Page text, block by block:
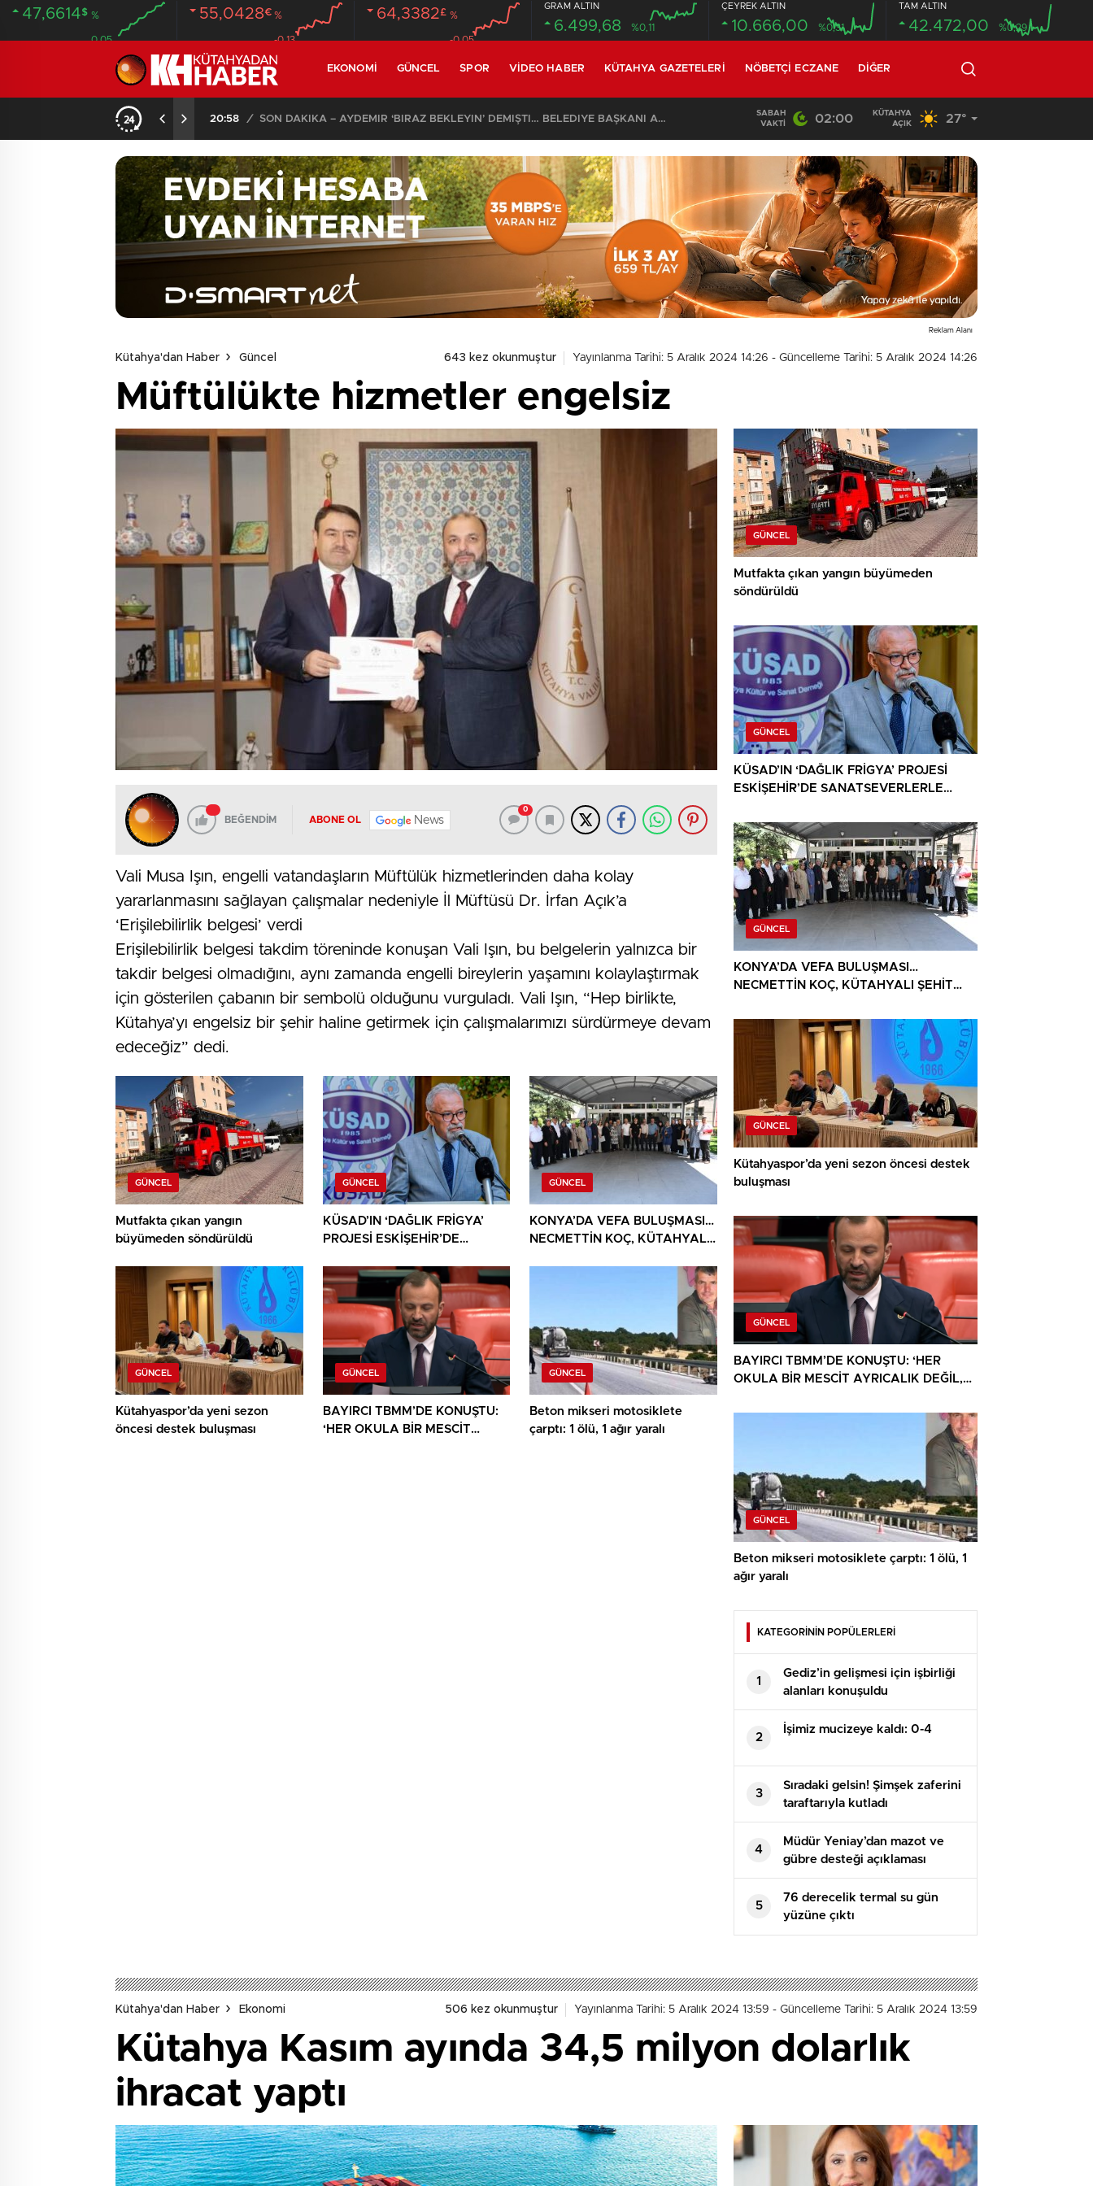
47,6614$ %
0.05
55,0428€ %
-0.13
64,3382£ %
-0.05
GRAM ALTIN
6.499,68 %0,11
ÇEYREK ALTIN
10.666,00 %0,31
TAM ALTIN
42.472,00 %0,29
EKONOMI GÜNCEL SPOR VIDEO HABER KÜTAHYA GAZETELERI NÖBETÇI ECZANE DIĞER
12:49 / 17 YAŞINDAKİ GENCİN CANSIZ BEDENİ ORMANLIK ALANDA BULUNDU 14:26 / Çavdarhisar’daki orman yangını söndürüldü
SABAH
VAKTI
02:00
KÜTAHYA
AÇIK
27°
Reklam Alanı
Kütahya'dan Haber Güncel 643 kez okunmuştur Yayınlanma Tarihi: 5 Aralık 2024 14:26 - Güncelleme Tarihi: 5 Aralık 2024 14:26
Müftülükte hizmetler engelsiz
BEĞENDİM ABONE OL News
0
Vali Musa Işın, engelli vatandaşların Müftülük hizmetlerinden daha kolay
yararlanmasını sağlayan çalışmalar nedeniyle İl Müftüsü Dr. İrfan Açık’a
‘Erişilebilirlik belgesi’ verdi
Erişilebilirlik belgesi takdim töreninde konuşan Vali Işın, bu belgelerin yalnızca bir
takdir belgesi olmadığını, aynı zamanda engelli bireylerin yaşamını kolaylaştırmak
için gösterilen çabanın bir sembolü olduğunu vurguladı. Vali Işın, “Hep birlikte,
Kütahya’yı engelsiz bir şehir haline getirmek için çalışmalarımızı sürdürmeye devam
edeceğiz” dedi.
GÜNCEL
Mutfakta çıkan yangın
büyümeden söndürüldü
GÜNCEL
KÜSAD’IN ‘DAĞLIK FRİGYA’
PROJESİ ESKİŞEHİR’DE
BULUŞUYOR
GÜNCEL
KONYA’DA VEFA BULUŞMASI…
NECMETTİN KOÇ, KÜTAHYALI
GÜNCEL
Kütahyaspor’da yeni sezon
öncesi destek buluşması
GÜNCEL
BAYIRCI TBMM’DE KONUŞTU:
‘HER OKULA BİR MESCİT
GÜNCEL
Beton mikseri motosiklete
çarptı: 1 ölü, 1 ağır yaralı
GÜNCEL
Mutfakta çıkan yangın büyümeden
söndürüldü
GÜNCEL
KÜSAD’IN ‘DAĞLIK FRİGYA’ PROJESİ
ESKİŞEHİR’DE SANATSEVERLERLE
GÜNCEL
KONYA’DA VEFA BULUŞMASI…
NECMETTİN KOÇ, KÜTAHYALI ŞEHİT
GÜNCEL
Kütahyaspor’da yeni sezon öncesi destek
buluşması
GÜNCEL
BAYIRCI TBMM’DE KONUŞTU: ‘HER
OKULA BİR MESCİT AYRICALIK DEĞİL,
GÜNCEL
Beton mikseri motosiklete çarptı: 1 ölü, 1
ağır yaralı
KATEGORİNİN POPÜLERLERİ
1
Gediz’in gelişmesi için işbirliği
alanları konuşuldu
2
İşimiz mucizeye kaldı: 0-4
3
Sıradaki gelsin! Şimşek zaferini
taraftarıyla kutladı
4
Müdür Yeniay’dan mazot ve
gübre desteği açıklaması
5
76 derecelik termal su gün
yüzüne çıktı
Kütahya'dan Haber Ekonomi 506 kez okunmuştur Yayınlanma Tarihi: 5 Aralık 2024 13:59 - Güncelleme Tarihi: 5 Aralık 2024 13:59
Kütahya Kasım ayında 34,5 milyon dolarlık
ihracat yaptı